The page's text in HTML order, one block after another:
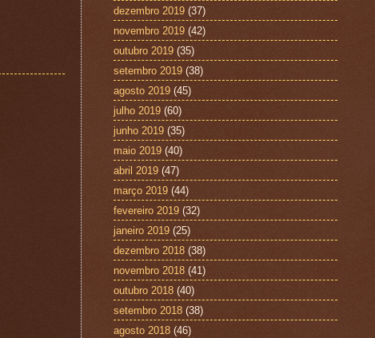
dezembro 2019 (37)
novembro 2019 (42)
outubro 2019 (35)
setembro 2019 (38)
agosto 2019 (45)
julho 2019 (60)
junho 2019 (35)
maio 2019 (40)
abril 2019 (47)
março 2019 (44)
fevereiro 2019 (32)
janeiro 2019 (25)
dezembro 2018 (38)
novembro 2018 (41)
outubro 2018 (40)
setembro 2018 (38)
agosto 2018 (46)